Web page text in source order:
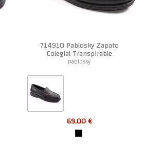
714910 Pablosky Zapato
Colegial Transpirable
Antideslizante Niño
Pablosky
69,00 €